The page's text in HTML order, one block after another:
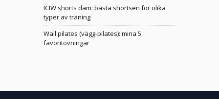
ICIW shorts dam: bästa shortsen för olika
typer av träning
Wall pilates (vägg-pilates): mina 5
favoritövningar